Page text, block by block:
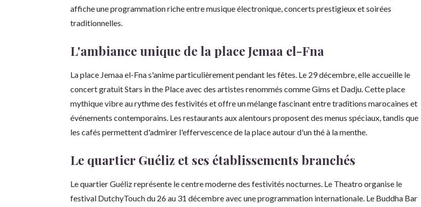
affiche une programmation riche entre musique électronique, concerts prestigieux et soirées
traditionnelles.
L'ambiance unique de la place Jemaa el-Fna
La place Jemaa el-Fna s'anime particulièrement pendant les fêtes. Le 29 décembre, elle accueille le
concert gratuit Stars in the Place avec des artistes renommés comme Gims et Dadju. Cette place
mythique vibre au rythme des festivités et offre un mélange fascinant entre traditions marocaines et
événements contemporains. Les restaurants aux alentours proposent des menus spéciaux, tandis que
les cafés permettent d'admirer l'effervescence de la place autour d'un thé à la menthe.
Le quartier Guéliz et ses établissements branchés
Le quartier Guéliz représente le centre moderne des festivités nocturnes. Le Theatro organise le
festival DutchyTouch du 26 au 31 décembre avec une programmation internationale. Le Buddha Bar